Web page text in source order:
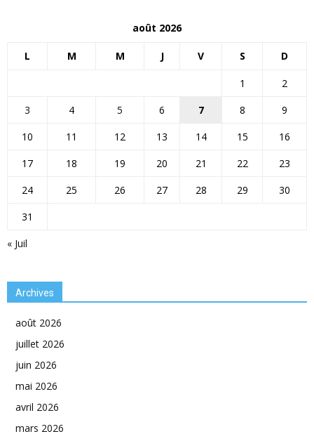
août 2026
L M M J V S D
« Juil
1
2
3
4 5 6 7 8
9
10
11 12 13 14 15
16
17
18 19 20 21 22
23
24
25 26 27 28 29
30
31
Archives
août 2026
juillet 2026
juin 2026
mai 2026
avril 2026
mars 2026